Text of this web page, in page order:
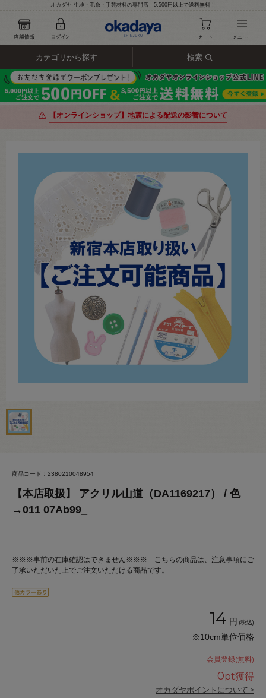
オカダヤ 生地・毛糸・手芸材料の専門店｜5,500円以上で送料無料！
カテゴリから探す 検索
【オンラインショップ】地震による配送の影響について
商品コード：2380210048954
【本店取扱】 アクリル山道（DA1169217） / 色
→011 07Ab99_
※※※事前の在庫確認はできません※※※ こちらの商品は、注意事項にご
了承いただいた上でご注文いただける商品です。
14 円 (税込)
※10cm単位価格
会員登録(無料)
0pt獲得
オカダヤポイントについて >